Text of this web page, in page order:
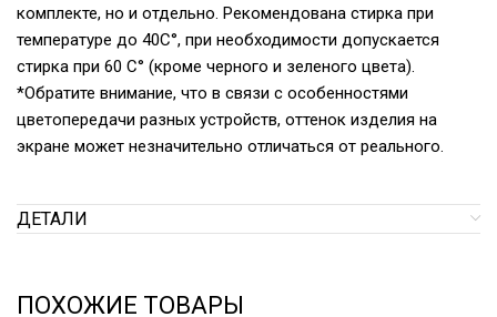
комплекте, но и отдельно. Рекомендована стирка при
температуре до 40С°, при необходимости допускается
стирка при 60 С° (кроме черного и зеленого цвета).
*Обратите внимание, что в связи с особенностями
цветопередачи разных устройств, оттенок изделия на
экране может незначительно отличаться от реального.
ДЕТАЛИ
ПОХОЖИЕ ТОВАРЫ